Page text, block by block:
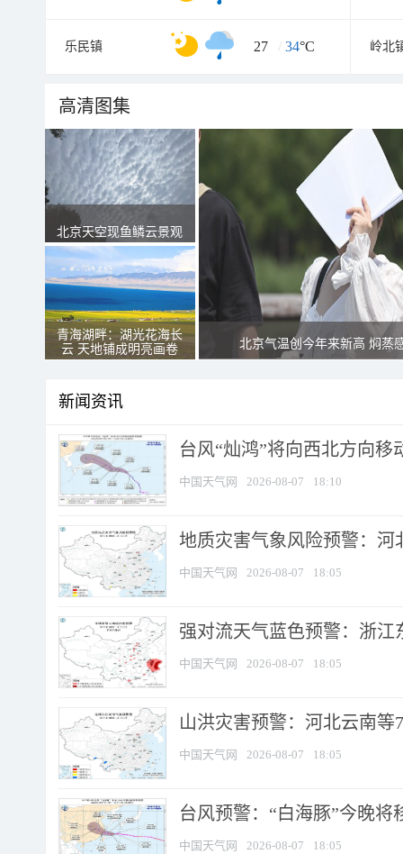
乐民镇 27 / 34°C 岭北
高清图集
北京天空现鱼鳞云景观
青海湖畔：湖光花海长
云 天地铺成明亮画卷
北京气温创今年来新高 焖蒸
新闻资讯
台风“灿鸿”将向西北方向移
中国天气网 2026-08-07 18:10
地质灾害气象风险预警：河
中国天气网 2026-08-07 18:05
强对流天气蓝色预警：浙江
中国天气网 2026-08-07 18:05
山洪灾害预警：河北云南
中国天气网 2026-08-07 18:05
台风预警：“白海豚”今晚将
中国天气网 2026-08-07 18:05